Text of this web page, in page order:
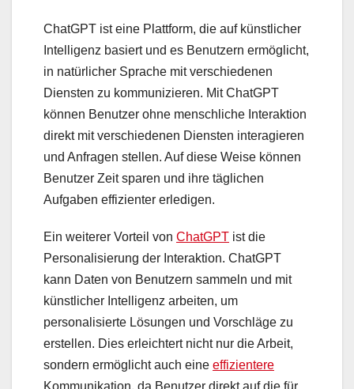
ChatGPT ist eine Plattform, die auf künstlicher
Intelligenz basiert und es Benutzern ermöglicht,
in natürlicher Sprache mit verschiedenen
Diensten zu kommunizieren. Mit ChatGPT
können Benutzer ohne menschliche Interaktion
direkt mit verschiedenen Diensten interagieren
und Anfragen stellen. Auf diese Weise können
Benutzer Zeit sparen und ihre täglichen
Aufgaben effizienter erledigen.
Ein weiterer Vorteil von ChatGPT ist die
Personalisierung der Interaktion. ChatGPT
kann Daten von Benutzern sammeln und mit
künstlicher Intelligenz arbeiten, um
personalisierte Lösungen und Vorschläge zu
erstellen. Dies erleichtert nicht nur die Arbeit,
sondern ermöglicht auch eine effizientere
Kommunikation, da Benutzer direkt auf die für